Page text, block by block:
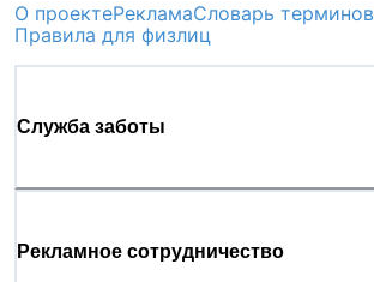
О проектеРекламаСловарь терминов
Правила для физлиц
Служба заботы
Рекламное сотрудничество